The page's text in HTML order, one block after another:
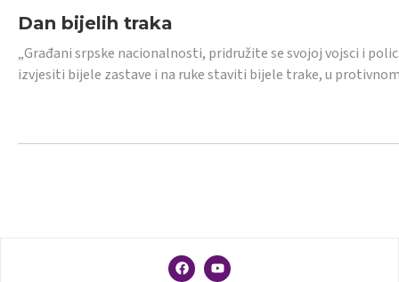
Dan bijelih traka
„Građani srpske nacionalnosti, pridružite se svojoj vojsci i
izvjesiti bijele zastave i na ruke staviti bijele trake, u